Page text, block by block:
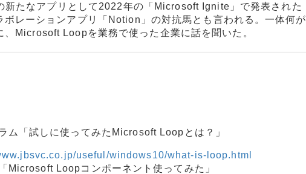
新たなアプリとして2022年の「Microsoft Ignite」で発表された
ボレーションアプリ「Notion」の対抗馬とも言われる。一体何が
、Microsoft Loopを業務で使った企業に話を聞いた。
ム「試しに使ってみたMicrosoft Loopとは？」
useful/windows10/what-is-loop.html
Microsoft Loopコンポーネント使ってみた」